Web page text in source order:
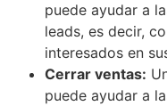
puede ayudar a
leads, es decir,
interesados en
Cerrar ventas:
puede ayudar a